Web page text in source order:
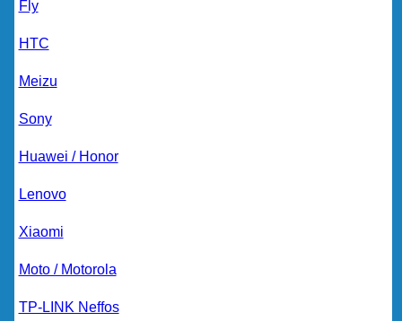
Fly
HTC
Meizu
Sony
Huawei / Honor
Lenovo
Xiaomi
Moto / Motorola
TP-LINK Neffos